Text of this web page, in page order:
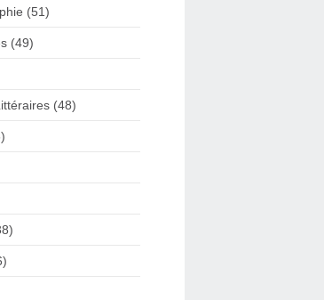
(51)
(49)
(48)